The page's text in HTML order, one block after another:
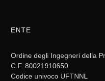
ENTE
Ordine degli Ingegneri della
C.F. 80021910650
Codice univoco UFTNNL